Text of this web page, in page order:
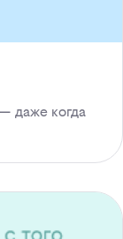
даже когда